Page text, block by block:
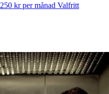
250 kr per månad Valfritt